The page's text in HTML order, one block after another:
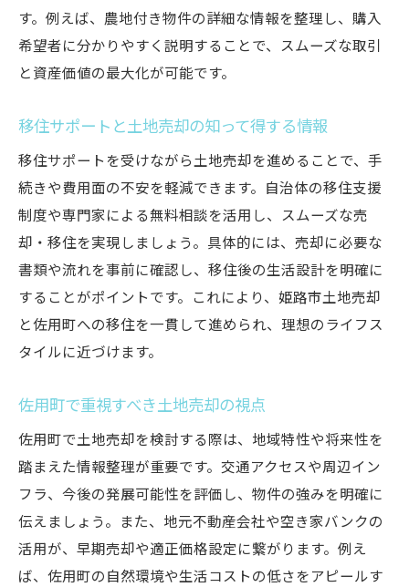
す。例えば、農地付き物件の詳細な情報を整理し、購入
希望者に分かりやすく説明することで、スムーズな取引
と資産価値の最大化が可能です。
移住サポートと土地売却の知って得する情報
移住サポートを受けながら土地売却を進めることで、手
続きや費用面の不安を軽減できます。自治体の移住支援
制度や専門家による無料相談を活用し、スムーズな売
却・移住を実現しましょう。具体的には、売却に必要な
書類や流れを事前に確認し、移住後の生活設計を明確に
することがポイントです。これにより、姫路市土地売却
と佐用町への移住を一貫して進められ、理想のライフス
タイルに近づけます。
佐用町で重視すべき土地売却の視点
佐用町で土地売却を検討する際は、地域特性や将来性を
踏まえた情報整理が重要です。交通アクセスや周辺イン
フラ、今後の発展可能性を評価し、物件の強みを明確に
伝えましょう。また、地元不動産会社や空き家バンクの
活用が、早期売却や適正価格設定に繋がります。例え
ば、佐用町の自然環境や生活コストの低さをアピールす